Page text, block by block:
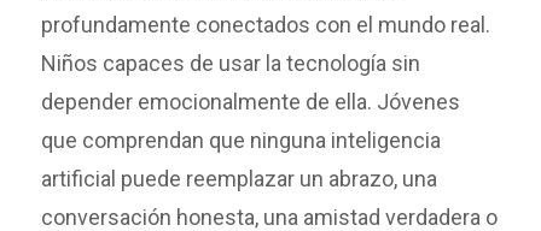
profundamente conectados con el mundo real.
Niños capaces de usar la tecnología sin
depender emocionalmente de ella. Jóvenes
que comprendan que ninguna inteligencia
artificial puede reemplazar un abrazo, una
conversación honesta, una amistad verdadera o